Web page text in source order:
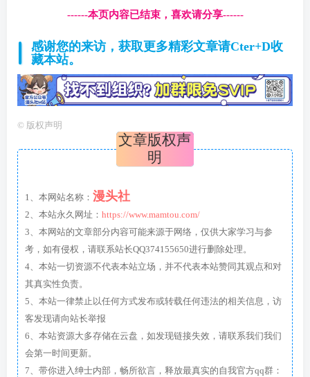
------本页内容已结束，喜欢请分享------
感谢您的来访，获取更多精彩文章请Cter+D收
藏本站。
© 版权声明
文章版权声
明
1、本网站名称： 漫头社
2、本站永久网址： https://www.mamtou.com/
3、本网站的文章部分内容可能来源于网络，仅供大家学习与参
考，如有侵权，请联系站长QQ374155650进行删除处理。
4、本站一切资源不代表本站立场，并不代表本站赞同其观点和对
其真实性负责。
5、本站一律禁止以任何方式发布或转载任何违法的相关信息，访
客发现请向站长举报
6、本站资源大多存储在云盘，如发现链接失效，请联系我们我们
会第一时间更新。
7、带你进入绅士内部，畅所欲言，释放最真实的自我官方qq群：